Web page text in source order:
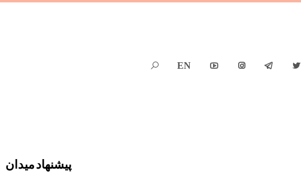




EN

پیشنهاد میدان